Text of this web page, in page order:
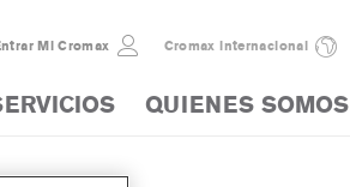
Mi Cromax Cromax internacional
QUIENES SOMOS